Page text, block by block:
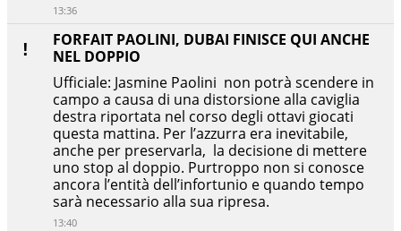
FORFAIT PAOLINI, DUBAI FINISCE QUI ANCHE
NEL DOPPIO
Ufficiale: Jasmine Paolini non potrà scendere in
campo a causa di una distorsione alla caviglia
destra riportata nel corso degli ottavi giocati
questa mattina. Per l’azzurra era inevitabile,
anche per preservarla, la decisione di mettere
uno stop al doppio. Purtroppo non si conosce
ancora l’entità dell’infortunio e quando tempo
sarà necessario alla sua ripresa.
13:40
13:36